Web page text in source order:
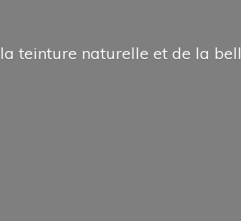
teinture naturelle et de la